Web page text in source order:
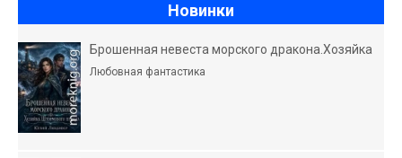
Новинки
Брошенная невеста морского дракона.Хозяйка
Любовная фантастика